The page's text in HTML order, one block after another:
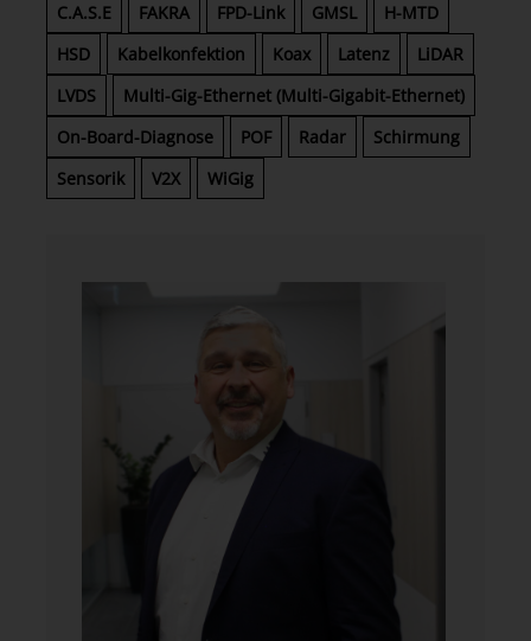
C.A.S.E
FAKRA FPD-Link GMSL
H-MTD
HSD
Kabelkonfektion Koax Latenz
LiDAR
LVDS
Multi-Gig-Ethernet (Multi-Gigabit-Ethernet)
On-Board-Diagnose
POF Radar
Schirmung
Sensorik
V2X WiGig